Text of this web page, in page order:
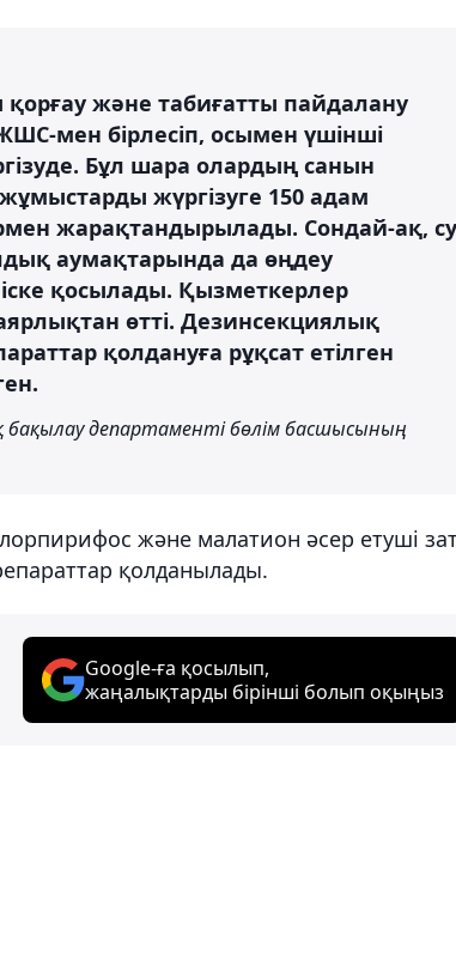
және табиғатты пайдалану
мен бірлесіп, осымен үшінші
Бұл шара олардың санын
жүргізуге 150 адам
жарақтандырылады. Сондай-ақ, су
аумақтарында да өңдеу
қосылады. Қызметкерлер
өтті. Дезинсекциялық
қолдануға рұқсат етілген
департаменті бөлім басшысының
және малатион әсер етуші
қолданылады.
Google-ға қосылып,
жаңалықтарды бірінші болып оқыңыз